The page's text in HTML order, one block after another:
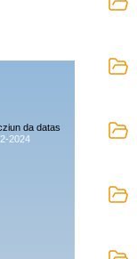
da datas
2024